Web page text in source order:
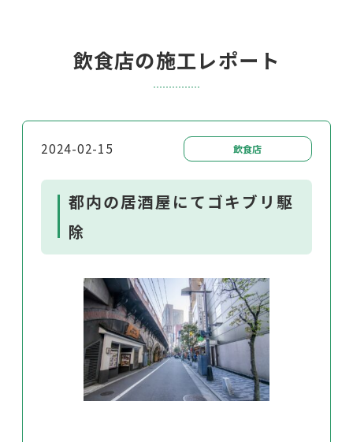
飲食店の施工レポート
2024-02-15 飲食店
都内の居酒屋にてゴキブリ駆
除